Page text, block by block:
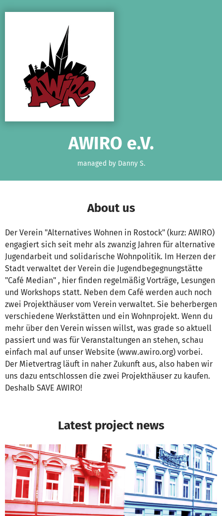
AWIRO e.V.
managed by Danny S.
About us
Der Verein "Alternatives Wohnen in Rostock" (kurz: AWIRO)
engagiert sich seit mehr als zwanzig Jahren für alternative
Jugendarbeit und solidarische Wohnpolitik. Im Herzen der
Stadt verwaltet der Verein die Jugendbegegnungstätte
"Café Median" , hier finden regelmäßig Vorträge, Lesungen
und Workshops statt. Neben dem Café werden auch noch
zwei Projekthäuser vom Verein verwaltet. Sie beherbergen
verschiedene Werkstätten und ein Wohnprojekt. Wenn du
mehr über den Verein wissen willst, was grade so aktuell
passiert und was für Veranstaltungen an stehen, schau
einfach mal auf unser Website (www.awiro.org) vorbei.
Der Mietvertrag läuft in naher Zukunft aus, also haben wir
uns dazu entschlossen die zwei Projekthäuser zu kaufen.
Deshalb SAVE AWIRO!
Latest project news